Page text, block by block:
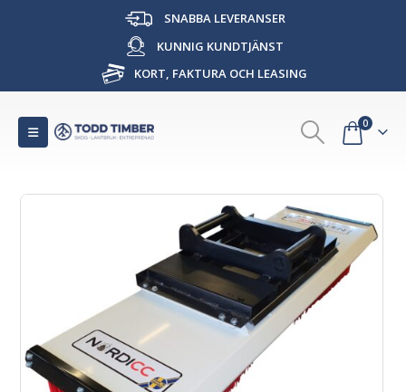
SNABBA LEVERANSER
KUNNIG KUNDTJÄNST
KORT, FAKTURA OCH LEASING
0